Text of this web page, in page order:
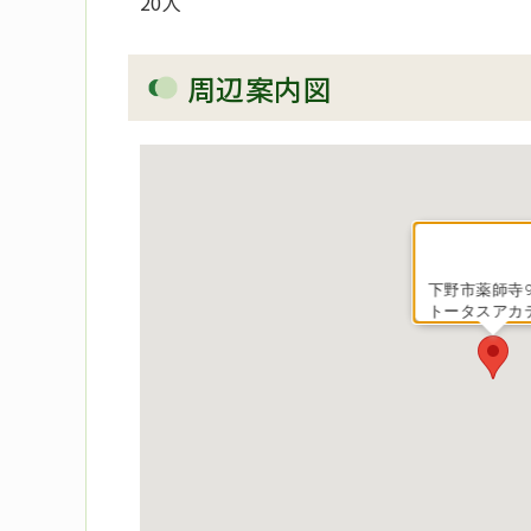
周辺案内図
下野市薬師寺
トータスアカ